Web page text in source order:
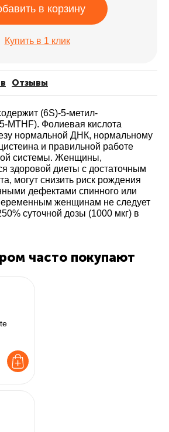
в корзину
Купить в 1 клик
Отзывы
(6S)-5-метил-
MTHF). Фолиевая кислота
нормальной ДНК, нормальному
и правильной работе
системы. Женщины,
здоровой диеты с достаточным
могут снизить риск рождения
дефектами спинного или
женщинам не следует
суточной дозы (1000 мкг) в
часто покупают